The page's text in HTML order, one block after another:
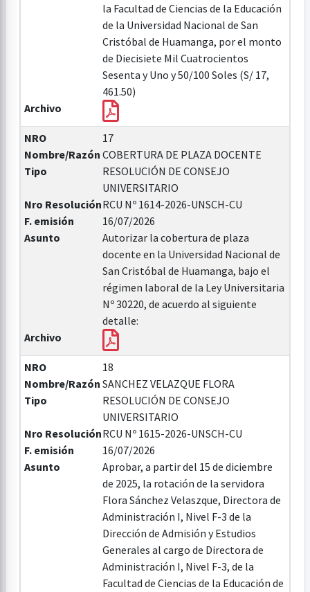
la Facultad de Ciencias de la Educación
de la Universidad Nacional de San
Cristóbal de Huamanga, por el monto
de Diecisiete Mil Cuatrocientos
Sesenta y Uno y 50/100 Soles (S/ 17,
461.50)
Archivo
NRO
17
Nombre/Razón COBERTURA DE PLAZA DOCENTE
Tipo
RESOLUCIÓN DE CONSEJO
UNIVERSITARIO
Nro ResoluciónRCU Nº 1614-2026-UNSCH-CU
F. emisión
16/07/2026
Asunto
Autorizar la cobertura de plaza
docente en la Universidad Nacional de
San Cristóbal de Huamanga, bajo el
régimen laboral de la Ley Universitaria
Nº 30220, de acuerdo al siguiente
detalle:
Archivo
NRO
18
Nombre/Razón SANCHEZ VELAZQUE FLORA
Tipo
RESOLUCIÓN DE CONSEJO
UNIVERSITARIO
Nro ResoluciónRCU Nº 1615-2026-UNSCH-CU
F. emisión
16/07/2026
Asunto
Aprobar, a partir del 15 de diciembre
de 2025, la rotación de la servidora
Flora Sánchez Velaszque, Directora de
Administración I, Nivel F-3 de la
Dirección de Admisión y Estudios
Generales al cargo de Directora de
Administración I, Nivel F-3, de la
Facultad de Ciencias de la Educación de